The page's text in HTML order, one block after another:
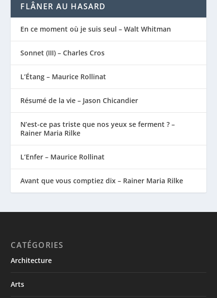
FLÂNER AU HASARD
En ce moment où je suis seul – Walt Whitman
Sonnet (III) – Charles Cros
L’Étang – Maurice Rollinat
Résumé de la vie – Jason Chicandier
N’est-ce pas triste que nos yeux se ferment ? –
Rainer Maria Rilke
L’Enfer – Maurice Rollinat
Avant que vous comptiez dix – Rainer Maria Rilke
CATÉGORIES
Architecture
Arts